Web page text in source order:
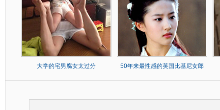
大学的宅男腐女太过分 50年来最性感的英国比基尼女郎